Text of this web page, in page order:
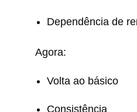
Dependência de
Agora:
Volta ao básico
Consistência